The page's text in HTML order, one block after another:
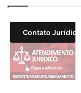
Contato Jurídico